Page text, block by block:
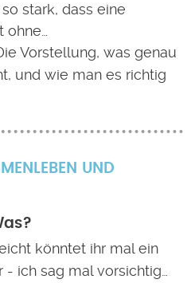
stark, dass eine
Vorstellung, was genau
und wie man es richtig
UND
könntet ihr mal ein
ich sag mal vorsichtig…